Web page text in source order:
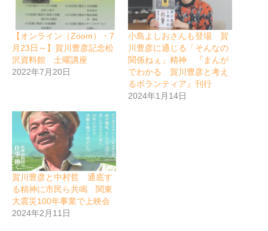
【オンライン（Zoom）・7
月23日～】賀川豊彦記念松
沢資料館 土曜講座
2022年7月20日
小島よしおさんも登場 賀
川豊彦に通じる「そんなの
関係ねぇ」精神 『まんが
でわかる 賀川豊彦と考え
るボランティア』刊行
2024年1月14日
賀川豊彦と中村哲 通底す
る精神に市民ら共鳴 関東
大震災100年事業で上映会
2024年2月11日